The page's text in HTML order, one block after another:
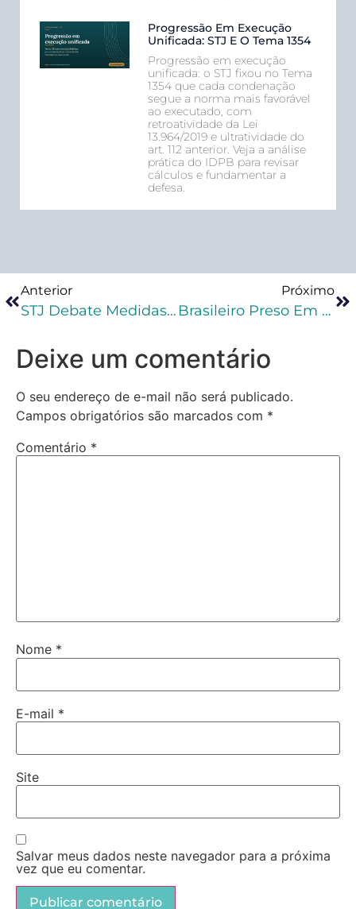
Progressão Em Execução
Unificada: STJ E O Tema 1354
Progressão em execução
unificada: o STJ fixou no Tema
1354 que cada condenação
segue a norma mais favorável
ao executado, com
retroatividade da Lei
13.964/2019 e ultratividade do
art. 112 anterior. Veja a análise
prática do IDPB para revisar
cálculos e fundamentar a
defesa.
Anterior
STJ Debate Medidas Protetivas Da Lei Maria Da Penha
Próximo
Brasileiro Preso Em Lisboa Carregava Carne Humana Na Mala
Deixe um comentário
O seu endereço de e-mail não será publicado.
Campos obrigatórios são marcados com *
Comentário *
Nome *
E-mail *
Site
Salvar meus dados neste navegador para a próxima
vez que eu comentar.